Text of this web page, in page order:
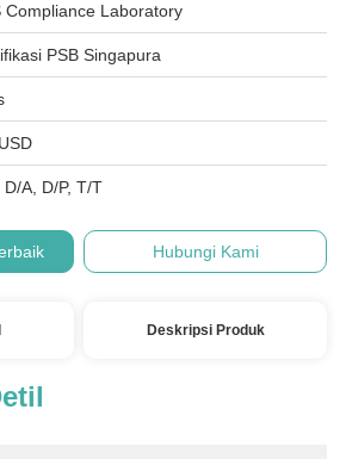
Compliance Laboratory
PSB Singapura
D/A, D/P, T/T
Hubungi Kami
Deskripsi Produk